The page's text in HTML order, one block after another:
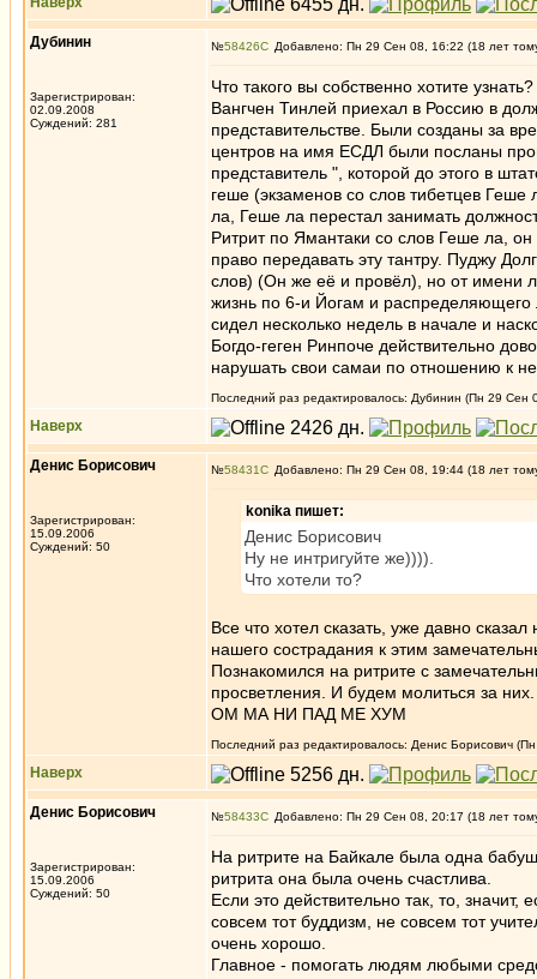
Дубинин
Зарегистрирован:
02.09.2008
Суждений: 281
№58426 Добавлено: Пн 29 Сен 08, 16:22 (18 лет
Что такого вы собственно хотите узнать?
Вангчен Тинлей приехал в Россию в
представительстве. Были созданы за
центров на имя ЕСДЛ были посланы
представитель ", которой до этого в
геше (экзаменов со слов тибетцев
ла, Геше ла перестал занимать
Ритрит по Ямантаки со слов Геше ла,
право передавать эту тантру. Пуджу
слов) (Он же её и провёл), но от имени
жизнь по 6-и Йогам и распределяющего
сидел несколько недель в начале и
Богдо-геген Ринпоче действительно
нарушать свои самаи по отношению к
Последний раз редактировалось: Дубинин (Пн 29 Сен
Наверх
Денис Борисович
Зарегистрирован:
15.09.2006
Суждений: 50
№58431 Добавлено: Пн 29 Сен 08, 19:44 (18 лет
konika пишет:
Денис Борисович
Ну не интригуйте же)))).
Что хотели то?
Все что хотел сказать, уже давно
нашего сострадания к этим
Познакомился на ритрите с
просветления. И будем молиться за них.
ОМ МА НИ ПАД МЕ ХУМ
Последний раз редактировалось: Денис Борисович
Наверх
Денис Борисович
Зарегистрирован:
15.09.2006
Суждений: 50
№58433 Добавлено: Пн 29 Сен 08, 20:17 (18 лет
На ритрите на Байкале была одна
ритрита она была очень счастлива.
Если это действительно так, то, значит,
совсем тот буддизм, не совсем тот
очень хорошо.
Главное - помогать людям любыми